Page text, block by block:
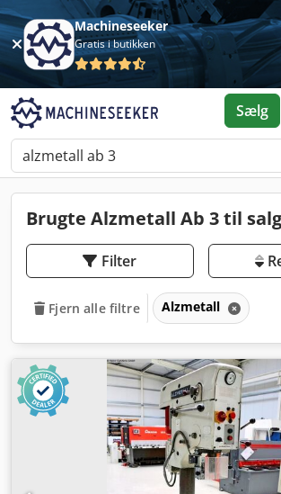
Machineseeker
Gratis i butikken
Sælg
Brugte Alzmetall Ab 3 til salg
Filter
Fjern alle filtre Alzmetall